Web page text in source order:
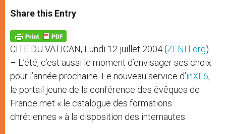
t
s
p
p
s
e
g
e
r
e
b
o
k
Share this Entry
CITE DU VATICAN, Lundi 12 juillet 2004 (ZENIT.org)
– L’été, c’est aussi le moment d’envisager ses choix
pour l’année prochaine. Le nouveau service d’inXL6,
le portail jeune de la conférence des évêques de
France met « le catalogue des formations
chrétiennes » à la disposition des internautes.